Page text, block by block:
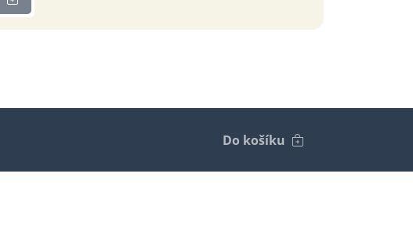
Do košíku